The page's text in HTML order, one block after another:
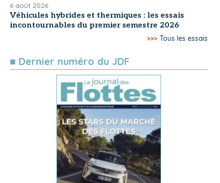
6 août 2026
Véhicules hybrides et thermiques : les essais
incontournables du premier semestre 2026
>>> Tous les essais
■ Dernier numéro du JDF